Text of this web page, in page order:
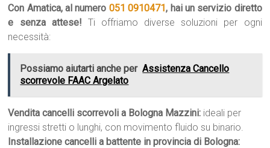
Con Amatica, al numero 051 0910471, hai un servizio diretto
e senza attese! Ti offriamo diverse soluzioni per ogni
necessità:
Possiamo aiutarti anche per Assistenza Cancello
scorrevole FAAC Argelato
Vendita cancelli scorrevoli a Bologna Mazzini: ideali per
ingressi stretti o lunghi, con movimento fluido su binario.
Installazione cancelli a battente in provincia di Bologna: